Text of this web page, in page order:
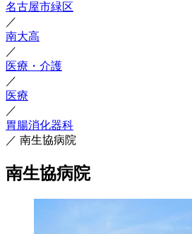
名古屋市緑区
／
南大高
／
医療・介護
／
医療
／
胃腸消化器科
／ 南生協病院
南生協病院